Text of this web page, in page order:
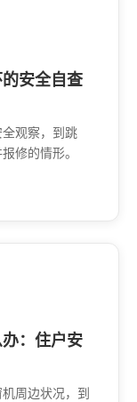
安全自查
观察，到跳
修的情形。
：住户安
周边状况，到